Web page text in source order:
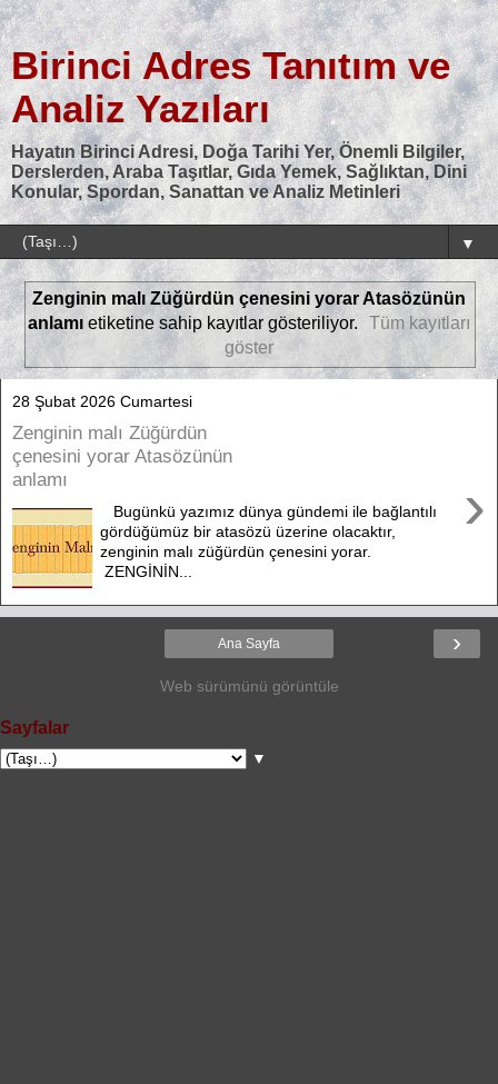
Birinci Adres Tanıtım ve
Analiz Yazıları
Hayatın Birinci Adresi, Doğa Tarihi Yer, Önemli Bilgiler,
Derslerden, Araba Taşıtlar, Gıda Yemek, Sağlıktan, Dini
Konular, Spordan, Sanattan ve Analiz Metinleri
▼
Zenginin malı Züğürdün çenesini yorar Atasözünün
anlamıetiketine sahip kayıtlar gösteriliyor.
Tüm kayıtları
göster
28 Şubat 2026 Cumartesi
Zenginin malı Züğürdün
çenesini yorar Atasözünün
anlamı
›
Bugünkü yazımız dünya gündemi ile bağlantılı
gördüğümüz bir atasözü üzerine olacaktır,
zenginin malı züğürdün çenesini yorar.
ZENGİNİN...
›
Ana Sayfa
Web sürümünü görüntüle
Sayfalar
▼